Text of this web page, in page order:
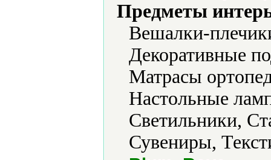
Предметы
Вешалки-
Декоративные
Матрасы
Настольные
Светильники,
Сувениры,